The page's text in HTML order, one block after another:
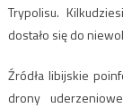
Trypolisu.
dostało się do
Źródła libijskie
drony